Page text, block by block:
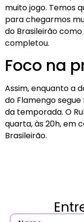
muito jogo. Temos
para chegarmos
do Brasileirão
completou.
Foco na
Assim, enquanto a
do Flamengo
da temporada. O
quarta, às 20h, em
Brasileirão.